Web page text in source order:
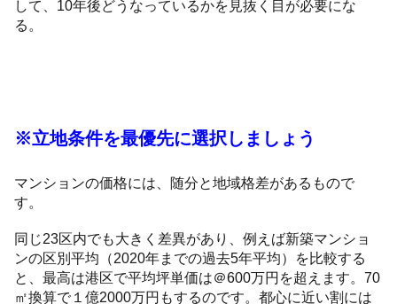
して、10年後どうなっているかを見抜く目が必要にな
る。
※立地条件を最優先に選択しましょう
マンションの価格には、随分と地域格差があるもので
す。
同じ23区内でも大きく差異があり、例えば新築マンショ
ンの区別平均（2020年までの過去5年平均）を比較する
と、最高は港区で平均坪単価は＠600万円を超えます。70
㎡換算で１億2000万円もするのです。都心に近い割には